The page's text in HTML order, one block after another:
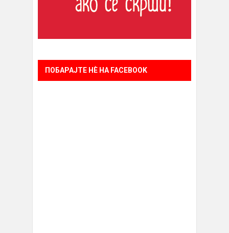
ПОБАРАЈТЕ НÈ НА FACEBOOK